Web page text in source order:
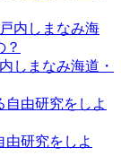
しまなみ海道・
由研究をしよ